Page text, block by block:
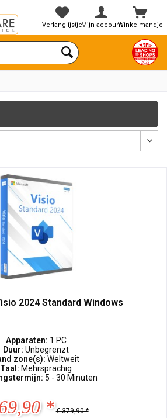
Winkelmandje
VerlanglijstjeMijn account
2024 Standard Windows
Apparaten: 1 PC
Duur:Unbegrenzt
zone(s):Weltweit
Taal: Mehrsprachig
5 - 30 Minuten
* € 379,90 *